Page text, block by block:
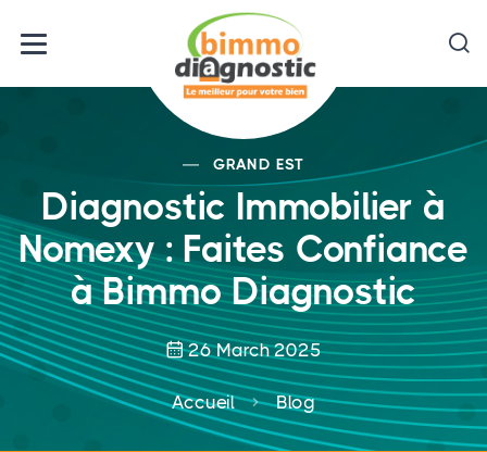
GRAND EST
Diagnostic Immobilier à
Nomexy : Faites Confiance
à Bimmo Diagnostic
26 March 2025
Accueil Blog